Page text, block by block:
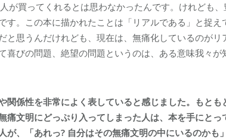
が買ってくれるとは思わなかったんです。けれども
。この本に描かれたことは「リアルである」と捉
思うんだけれども、現在は、無痛化しているのがリ
びの問題、絶望の問題というのは、ある意味我々
係性を非常によく表していると感じました。もと
文明にどっぷり入ってしまった人は、本を手にと
が、「あれっ? 自分はその無痛文明の中にいるのかも